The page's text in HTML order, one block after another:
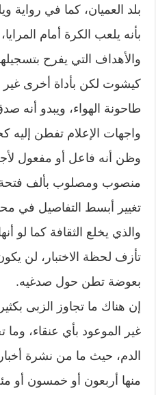
بلد العميان، كما في رواية
بأنه يلعب الكرة أمام
والأهداف التي يفرح
كيشوت لكن بأداة أخرى غير
طاحونة الهواء، ويبدو أنه
واجهات الإعلام تفطن إليه
وظن أنه فاعل أو مفعول
منصوب ومصلوب بألف
تغيير أبسط التفاصيل في
والذي يخلع الثقافة كما لو
تأزف لحظة الاختبار، لن
بعوضة تطن حول صدغيه.
إن هناك ما تجاوز الزبى
غير الموعود بأي عنقاء، وما
الدم، حيث ما من نشرة
منها أربعون أو خمسون أو